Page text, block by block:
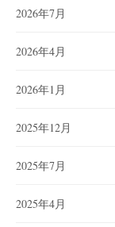
2026年7月
2026年4月
2026年1月
2025年12月
2025年7月
2025年4月